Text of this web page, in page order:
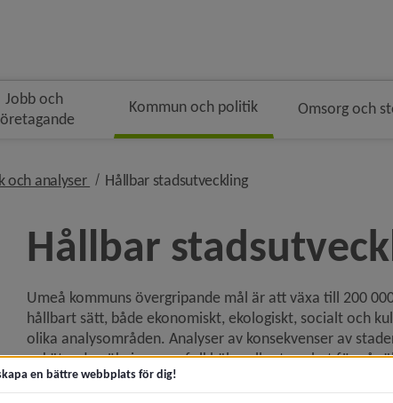
Jobb och
Kommun och politik Omsorg och
och analyser nivå i brödsmulenavigeringen
Hållbar stadsutvecklingnivå i
för Kommunfakta
för Ekonomi och budget
Hållbar
Umeå kommuns övergripande mål är att växa till 200
hållbart sätt, både ekonomiskt, ekologiskt, socialt och
olika analys­områden. Analyser av konsekvenser av
enkät­undersökningar av folkhälsa eller trygghet för vår
statistik i statistik­databasen.
en bättre webbplats för dig!